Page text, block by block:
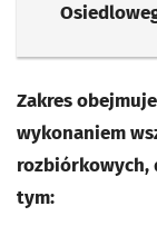
Zakres
wykonaniem
rozbiórkowych,
tym: